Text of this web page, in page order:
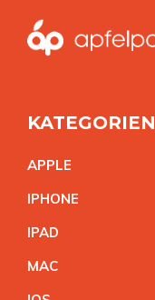
KATEGORIEN
APPLE
IPHONE
IPAD
MAC